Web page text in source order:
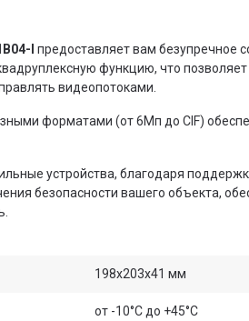
I предоставляет вам безупречное
функцию, что
видеопотоками.
форматами (от 6Мп до CIF)
устройства, благодаря
безопасности вашего объекта,
198x203x41 мм
от -10°С до +45°С